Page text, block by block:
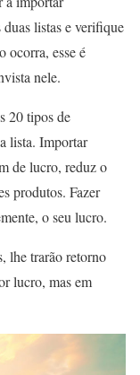
listas e verifique
ocorra, esse é
nele.
20 tipos de
lista. Importar
de lucro, reduz o
produtos. Fazer
o seu lucro.
lhe trarão retorno
lucro, mas em